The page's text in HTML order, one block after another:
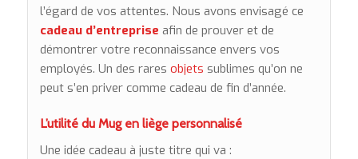
l’égard de vos attentes. Nous avons envisagé ce
cadeau d’entreprise afin de prouver et de
démontrer votre reconnaissance envers vos
employés. Un des rares objets sublimes qu’on ne
peut s’en priver comme cadeau de fin d’année.
L’utilité du Mug en liège personnalisé
Une idée cadeau à juste titre qui va :